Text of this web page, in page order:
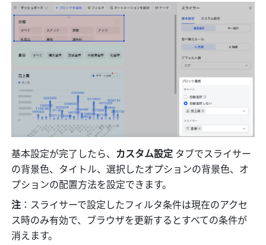
基本設定が完了したら、 カスタム設定 タブでスライサー
の背景色、タイトル、選択したオプションの背景色、オ
プションの配置方法を設定できます。
注 ：スライサーで設定したフィルタ条件は現在のアクセ
ス時のみ有効で、ブラウザを更新するとすべての条件が
消えます。